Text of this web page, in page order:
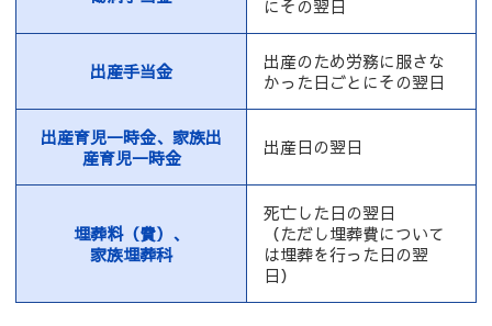
にその翌日
出産手当金
出産のため労務に服さな
かった日ごとにその翌日
出産育児一時金、家族出
産育児一時金
出産日の翌日
埋葬料（費）、
家族埋葬科
死亡した日の翌日
（ただし埋葬費について
は埋葬を行った日の翌
日）